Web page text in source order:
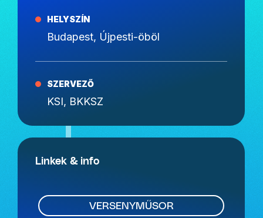
HELYSZÍN
Budapest, Újpesti-öböl
SZERVEZŐ
KSI, BKKSZ
Linkek & info
VERSENYMŰSOR